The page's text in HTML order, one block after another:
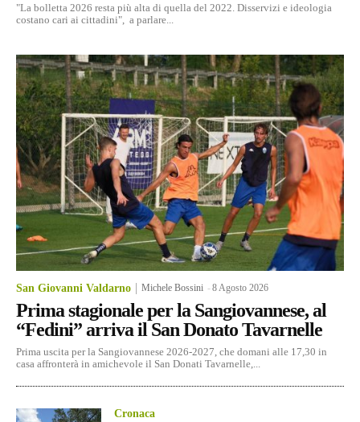
"La bolletta 2026 resta più alta di quella del 2022. Disservizi e ideologia
costano cari ai cittadini", a parlare...
San Giovanni Valdarno Michele Bossini -8 Agosto 2026
Prima stagionale per la Sangiovannese, al
“Fedini” arriva il San Donato Tavarnelle
Prima uscita per la Sangiovannese 2026-2027, che domani alle 17,30 in
casa affronterà in amichevole il San Donati Tavarnelle,...
Cronaca